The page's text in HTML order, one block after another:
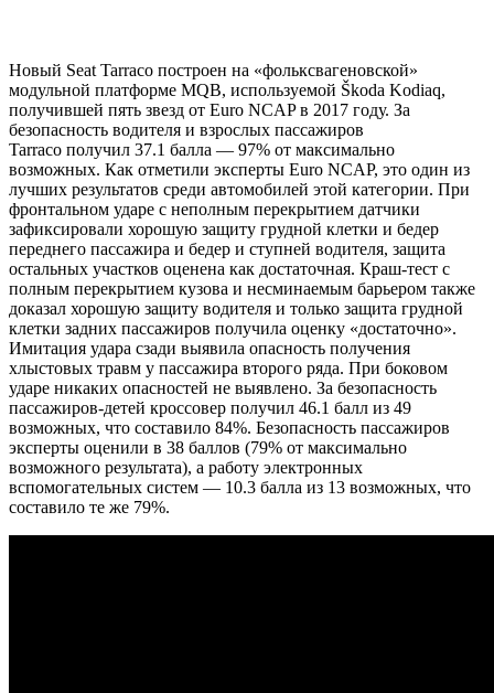
Новый Seat Tarraco построен на «фольксвагеновской»
модульной платформе MQB, используемой Škoda Kodiaq,
получившей пять звезд от Euro NCAP в 2017 году. За
безопасность водителя и взрослых пассажиров
Tarraco получил 37.1 балла — 97% от максимально
возможных. Как отметили эксперты Euro NCAP, это один из
лучших результатов среди автомобилей этой категории. При
фронтальном ударе с неполным перекрытием датчики
зафиксировали хорошую защиту грудной клетки и бедер
переднего пассажира и бедер и ступней водителя, защита
остальных участков оценена как достаточная. Краш-тест с
полным перекрытием кузова и несминаемым барьером также
доказал хорошую защиту водителя и только защита грудной
клетки задних пассажиров получила оценку «достаточно».
Имитация удара сзади выявила опасность получения
хлыстовых травм у пассажира второго ряда. При боковом
ударе никаких опасностей не выявлено. За безопасность
пассажиров-детей кроссовер получил 46.1 балл из 49
возможных, что составило 84%. Безопасность пассажиров
эксперты оценили в 38 баллов (79% от максимально
возможного результата), а работу электронных
вспомогательных систем — 10.3 балла из 13 возможных, что
составило те же 79%.